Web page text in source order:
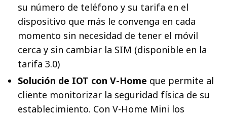
su número de teléfono y su tarifa en el
dispositivo que más le convenga en cada
momento sin necesidad de tener el móvil
cerca y sin cambiar la SIM (disponible en la
tarifa 3.0)
Solución de IOT con V-Home que permite al
cliente monitorizar la seguridad física de su
establecimiento. Con V-Home Mini los